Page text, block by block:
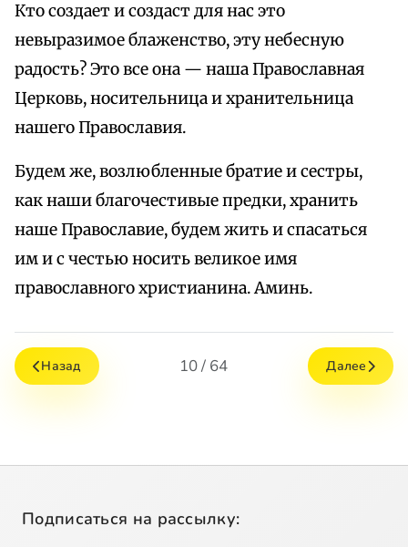
Кто создает и создаст для нас это
невыразимое блаженство, эту небесную
радость? Это все она — наша Православная
Церковь, носительница и хранительница
нашего Православия.
Будем же, возлюбленные братие и сестры,
как наши благочестивые предки, хранить
наше Православие, будем жить и спасаться
им и с честью носить великое имя
православного христианина. Аминь.
Назад 10 / 64 Далее
Подписаться на рассылку: